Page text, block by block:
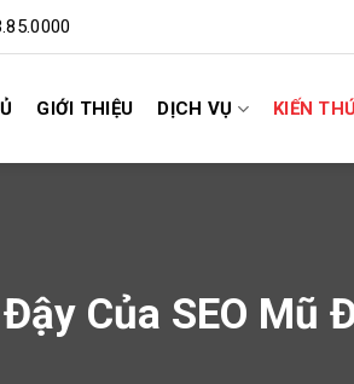
GIỚI THIỆU DỊCH VỤ KIẾN
Của SEO Mũ